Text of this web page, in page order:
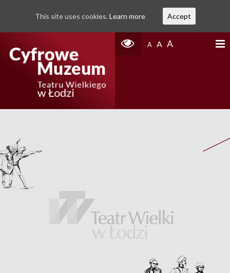
A A A
This site uses cookies. Learn more Accept